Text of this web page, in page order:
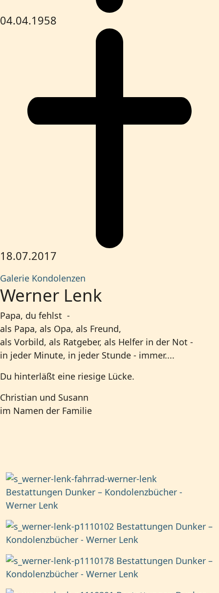
04.04.1958
18.07.2017
Galerie Kondolenzen
Werner Lenk
Papa, du fehlst -
als Papa, als Opa, als Freund,
als Vorbild, als Ratgeber, als Helfer in der Not -
in jeder Minute, in jeder Stunde - immer....
Du hinterläßt eine riesige Lücke.
Christian und Susann
im Namen der Familie